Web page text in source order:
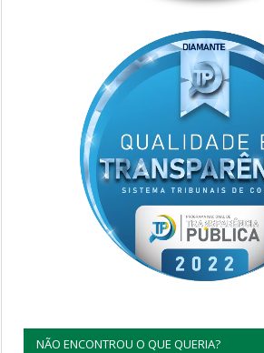
NÃO ENCONTROU O QUE QUERIA?